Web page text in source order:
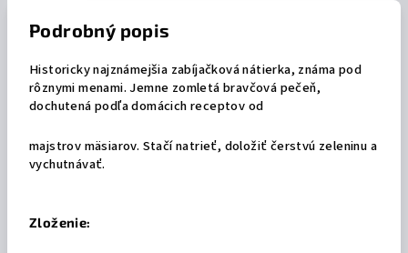
Podrobný popis
Historicky najznámejšia zabíjačková nátierka, známa pod
rôznymi menami. Jemne zomletá bravčová pečeň,
dochutená podľa domácich receptov od
majstrov mäsiarov. Stačí natrieť, doložiť čerstvú zeleninu a
vychutnávať.
Zloženie: